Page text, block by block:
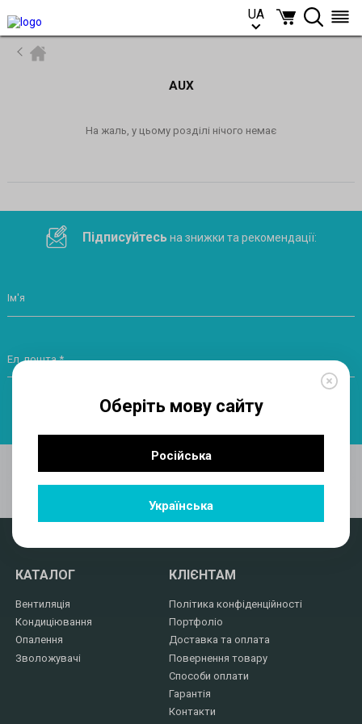
Оберіть мову сайту
Російська
Українська
UA
AUX
На жаль, у цьому розділі нічого немає
Підписуйтесьна знижки та рекомендації:
Ім'я
Ел. пошта *
ПІДПИСАТИСЯ
КАТАЛОГ
Вентиляція
Кондиціювання
Опалення
Зволожувачі
КЛІЄНТАМ
Політика конфіденційності
Портфоліо
Доставка та оплата
Повернення товару
Способи оплати
Гарантія
Контакти